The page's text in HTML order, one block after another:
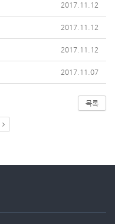
2017.11.12
2017.11.12
2017.11.12
2017.11.07
목록